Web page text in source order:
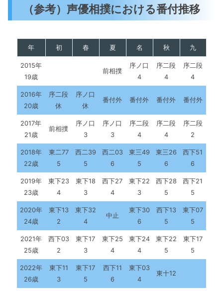
（参考）声優相撲における番付推移
年 初 春 夏 名 秋 九
2015年
19歳
前相撲
序ノ口
4
序二段
4
序二段
4
2016年
20歳
序二段
休
序ノ口
休
番付外 番付外 番付外 番付外
2017年
21歳
前相撲
序ノ口
3
序ノ口
3
序二段
4
序二段
4
序二段
2
2018年
22歳
東二77
5
西二39
5
西二03
6
東三49
5
東三26
6
西下51
6
2019年
23歳
東下23
4
東下18
3
西下27
4
東下22
3
西下28
5
西下21
5
2020年
24歳
東下13
2
東下32
4
中止
東下30
6
西下13
5
東下07
5
2021年
25歳
西下03
2
東下17
3
東下25
4
東下24
4
東下22
5
東下17
5
2022年
26歳
東下11
3
東下17
5
西下11
6
東下03
4
東十12